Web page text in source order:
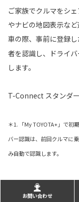
ご家族でクルマをシ
やナビの地図表示な
車の際、事前に登録
者を認識し、ドライ
します。
T-Connect スタンダ
＊1. 「My TOYOTA+」で
バー認識は、前回クルマに
み自動で認識します。
マイカーログ
お問い合わせ